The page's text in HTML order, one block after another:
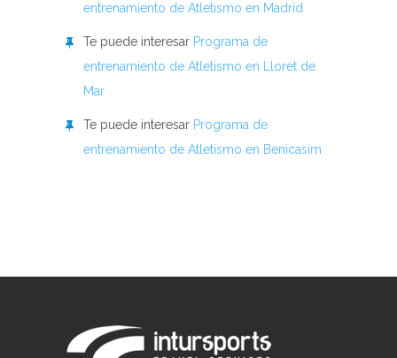
entrenamiento de Atletismo en Madrid
Te puede interesar Programa de
entrenamiento de Atletismo en Lloret de
Mar
Te puede interesar Programa de
entrenamiento de Atletismo en Benicasim